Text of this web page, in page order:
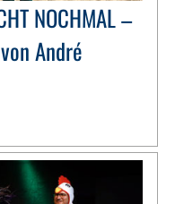
NOCHMAL –
André